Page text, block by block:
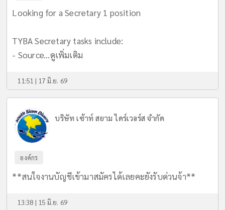
Looking for a Secretary 1 position
TYBA Secretary tasks include:
- Source...ดูเพิ่มเติม
11:51 | 17 มิ.ย. 69
บริษัท เซ้าท์ สยาม ไดร์เวอร์ส จำกัด
องค์กร
**สนใจงานบัญชีเข้ามาสมัครได้เลยคะยังรับด่วนจ้า**
13:38 | 15 มิ.ย. 69